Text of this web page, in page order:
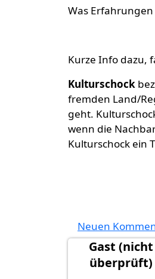
Was
Kurze Info dazu,
Kulturschock
fremden Land/
geht.
wenn die
Kulturschock ein
Neuen
Gast (nicht
überprüft)